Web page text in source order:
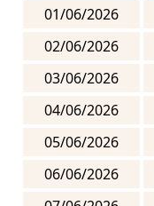
01/06/2026
02/06/2026
03/06/2026
04/06/2026
05/06/2026
06/06/2026